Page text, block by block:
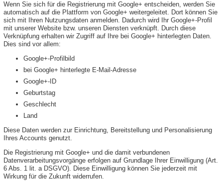
Wenn Sie sich für die Registrierung mit Google+ entscheiden, werden Sie
automatisch auf die Plattform von Google+ weitergeleitet. Dort können Sie
sich mit Ihren Nutzungsdaten anmelden. Dadurch wird Ihr Google+-Profil
mit unserer Website bzw. unseren Diensten verknüpft. Durch diese
Verknüpfung erhalten wir Zugriff auf Ihre bei Google+ hinterlegten Daten.
Dies sind vor allem:
Google+-Profilbild
bei Google+ hinterlegte E-Mail-Adresse
Google+-ID
Geburtstag
Geschlecht
Land
Diese Daten werden zur Einrichtung, Bereitstellung und Personalisierung
Ihres Accounts genutzt.
Die Registrierung mit Google+ und die damit verbundenen
Datenverarbeitungsvorgänge erfolgen auf Grundlage Ihrer Einwilligung (Art.
6 Abs. 1 lit. a DSGVO). Diese Einwilligung können Sie jederzeit mit
Wirkung für die Zukunft widerrufen.